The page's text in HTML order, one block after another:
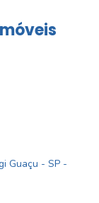
Guaçu - SP -